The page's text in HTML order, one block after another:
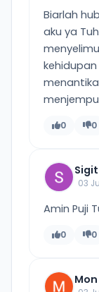
Biarlah
aku ya
0 0
03
Amin Puji
0 0